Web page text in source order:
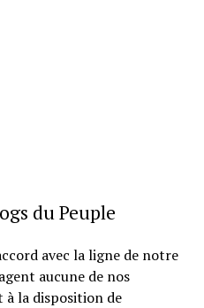
du Peuple
avec la ligne de notre
aucune de nos
à la disposition de